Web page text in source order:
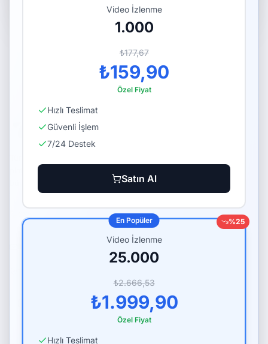
Video İzlenme
1.000
₺177,67
₺159,90
Özel Fiyat
Hızlı Teslimat
Güvenli İşlem
7/24 Destek
Satın Al
En Popüler %25
Video İzlenme
25.000
₺2.666,53
₺1.999,90
Özel Fiyat
Hızlı Teslimat
Güvenli Ödeme
7/24 Destek Gerçek Yorumlar
platformu. Kitleni güvenle ve hızla